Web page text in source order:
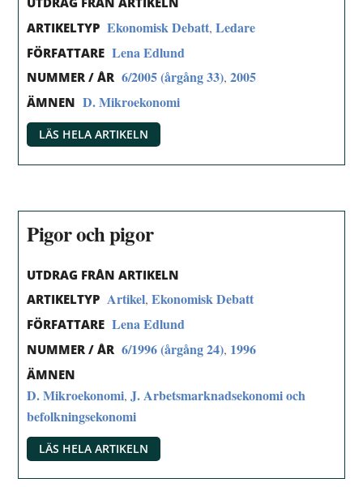
ARTIKELTYP Ekonomisk Debatt,Ledare
FÖRFATTARE Lena Edlund
NUMMER / ÅR 6/2005 (årgång 33),2005
ÄMNEN D. Mikroekonomi
LÄS HELA ARTIKELN
Pigor och pigor
UTDRAG FRÅN ARTIKELN
ARTIKELTYP Artikel,Ekonomisk Debatt
FÖRFATTARE Lena Edlund
NUMMER / ÅR 6/1996 (årgång 24), 1996
ÄMNEN
D. Mikroekonomi,J. Arbetsmarknadsekonomi och
befolkningsekonomi
LÄS HELA ARTIKELN